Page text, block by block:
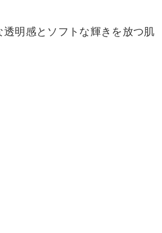
明感とソフトな輝きを放つ肌